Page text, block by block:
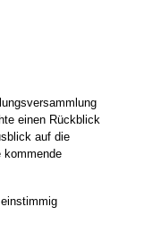
einen Rückblick
auf die
kommende